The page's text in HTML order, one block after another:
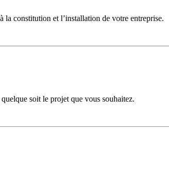
la constitution et l’installation de votre entreprise.
soit le projet que vous souhaitez.